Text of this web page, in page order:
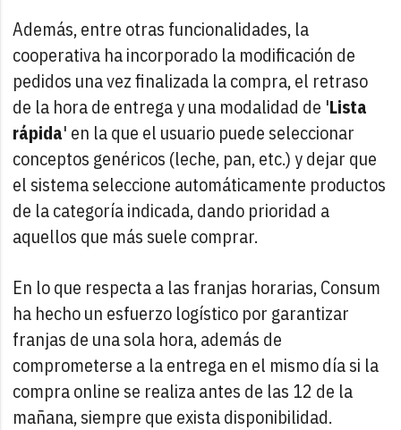
Además, entre otras funcionalidades, la
cooperativa ha incorporado la modificación de
pedidos una vez finalizada la compra, el retraso
de la hora de entrega y una modalidad de 'Lista
rápida' en la que el usuario puede seleccionar
conceptos genéricos (leche, pan, etc.) y dejar que
el sistema seleccione automáticamente productos
de la categoría indicada, dando prioridad a
aquellos que más suele comprar.
En lo que respecta a las franjas horarias, Consum
ha hecho un esfuerzo logístico por garantizar
franjas de una sola hora, además de
comprometerse a la entrega en el mismo día si la
compra online se realiza antes de las 12 de la
mañana, siempre que exista disponibilidad.